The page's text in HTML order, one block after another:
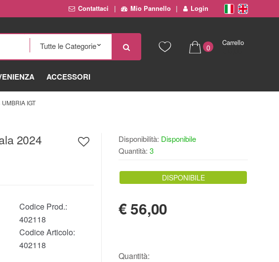
Contattaci Mio Pannello Login
0
Carrello
ACCESSORI
IGT
2024
Codice Prod.:
402118
Codice Articolo:
402118
Disponibilità: Disponibile
Quantità: 3
DISPONIBILE
€56,00
Quantità: